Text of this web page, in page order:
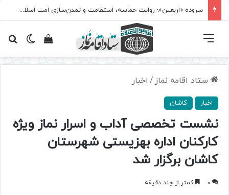
سروده‌ «اربعین»؛ روایت حماسه، استقامت و تمدن‌سازی امت اسلامی
تغییرمشاهده فهرست
ستاد اقامه نماز / اخبار
اخبار کاشان
نشست تخصصی آداب و اسرار نماز ویژه
کارکنان اداره بهزیستی شهرستان
کاشان برگزار شد
0 کمتر از چند دقیقه